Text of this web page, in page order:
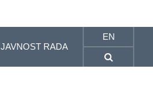
JAVNOST RADA
EN